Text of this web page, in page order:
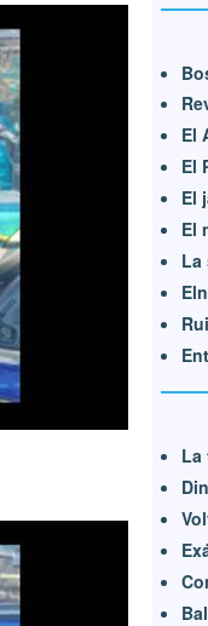
El
El
El
El
La
La